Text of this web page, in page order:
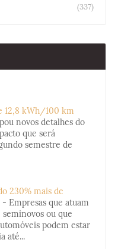
(337)
12,8 kWh/100 km
novos detalhes do
que será
semestre de
230% mais de
- Empresas que atuam
ou que
podem estar
até...